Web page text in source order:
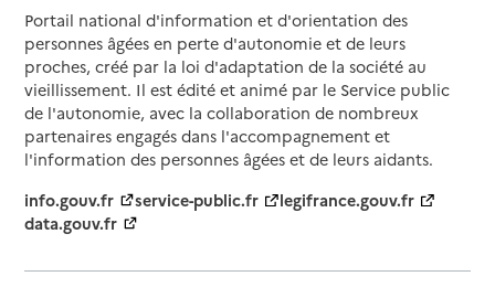
Portail national d'information et d'orientation des
personnes âgées en perte d'autonomie et de leurs
proches, créé par la loi d'adaptation de la société au
vieillissement. Il est édité et animé par le Service public
de l'autonomie, avec la collaboration de nombreux
partenaires engagés dans l'accompagnement et
l'information des personnes âgées et de leurs aidants.
info.gouv.fr
service-public.fr
legifrance.gouv.fr
data.gouv.fr